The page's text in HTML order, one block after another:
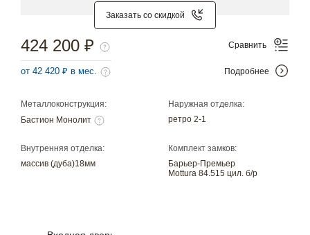
Заказать со скидкой
Металлоконструкция:
Бастион Монолит
Наружная отделка:
ретро 2-1
Внутренняя отделка:
массив (дуба)18мм
Комплект замков:
Барьер-Премьер
Mottura 84.515 цил. б/р
424 200 ₽
от 42 420 ₽ в мес.
Сравнить
Подробнее